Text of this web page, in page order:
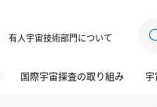
有人宇宙技術部門について
国際宇宙探査の取り組み 宇